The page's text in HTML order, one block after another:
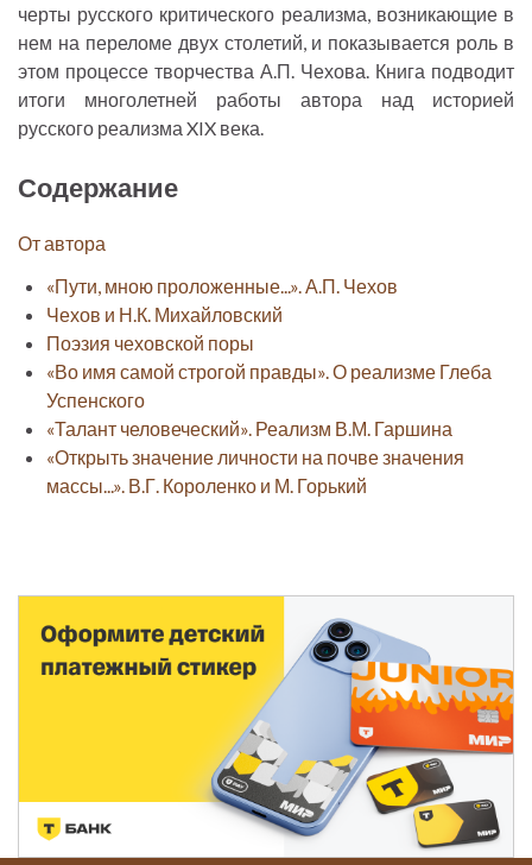
черты русского критического реализма, возникающие в
нем на переломе двух столетий, и показывается роль в
этом процессе творчества А.П. Чехова. Книга подводит
итоги многолетней работы автора над историей
русского реализма XIX века.
Содержание
От автора
«Пути, мною проложенные...». А.П. Чехов
Чехов и Н.К. Михайловский
Поэзия чеховской поры
«Во имя самой строгой правды». О реализме Глеба
Успенского
«Талант человеческий». Реализм В.М. Гаршина
«Открыть значение личности на почве значения
массы...». В.Г. Короленко и М. Горький